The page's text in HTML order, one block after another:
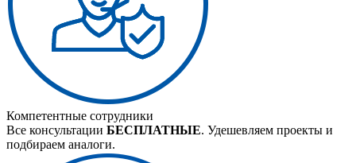
Компетентные сотрудники
Все консультации БЕСПЛАТНЫЕ. Удешевляем проекты и
подбираем аналоги.